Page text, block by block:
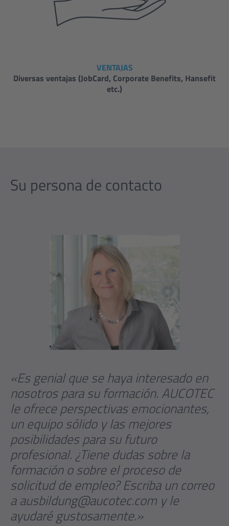
VENTAJAS
Diversas ventajas (JobCard, Corporate Benefits, Hansefit
etc.)
Su persona de contacto
«Es genial que se haya interesado en
nosotros para su formación. AUCOTEC
le ofrece perspectivas emocionantes,
un equipo sólido y las mejores
posibilidades para su futuro
profesional. ¿Tiene dudas sobre la
formación o sobre el proceso de
solicitud de empleo? Escriba un correo
a ausbildung@aucotec.com y le
ayudaré gustosamente.»